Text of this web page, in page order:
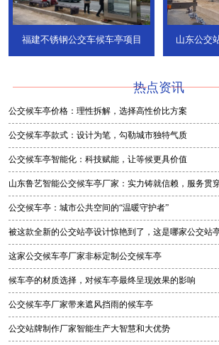
福建不锈钢公交车候车亭项目 山东公交
热点资讯
公交候车亭价格：理性拆解，选择高性价比方案
公交候车亭款式：设计为笔，勾勒城市独特气质
公交候车亭智能化：科技赋能，让等候更具价值
山东鲁艺智能公交候车亭厂家：实力铸就信赖，服务贯穿
程
公交候车亭：城市公共空间的“温暖守护者”
被这款全新的公交站亭设计惊艳到了，这是哪家公交站亭
产厂家生
这家公交候车亭厂家非标定制公交候车亭
候车亭的材质选择，对候车亭最终呈现效果的影响
公交候车亭厂家带来遮风挡雨的候车亭
公交站牌制作厂家智能生产大智慧和大优势